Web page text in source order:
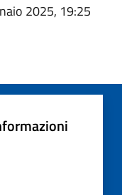
2025, 19:25